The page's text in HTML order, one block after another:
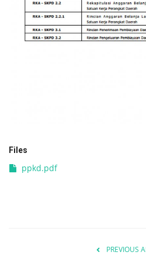
KONTAK
Files
ppkd.pdf
PREVIOUS